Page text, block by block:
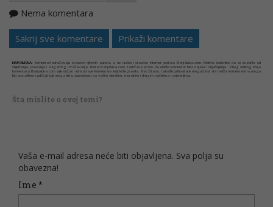
Nema komentara
Sakrij sve komentare Prikaži komentare
NAPOMENA: Komentari odražavaju stavove njihovih autora, a ne nužno i stavove internet portala Banjaluka.com. Molimo korisnike da se suzdrže od
vrijeđanja, psovanja i vulgarnog izražavanja. Portal Banjaluka.com zadržava pravo da obriše komentar bez najave i objašnjenja. Zbog velikog broja
komentara Banjaluka.com nije dužan obrisati sve komentare koji krše pravila. Kao čitalac takođe prihvatate mogućnost da među komentarima mogu
biti pronađeni sadržaji koji mogu biti u suprotnosti sa vašim vjerskim, moralnim i drugim načelima i uvjerenjima.
Šta mislite o ovoj temi?
Vaša e-mail adresa neće biti objavljena. Sva polja su
obavezna!
Ime *